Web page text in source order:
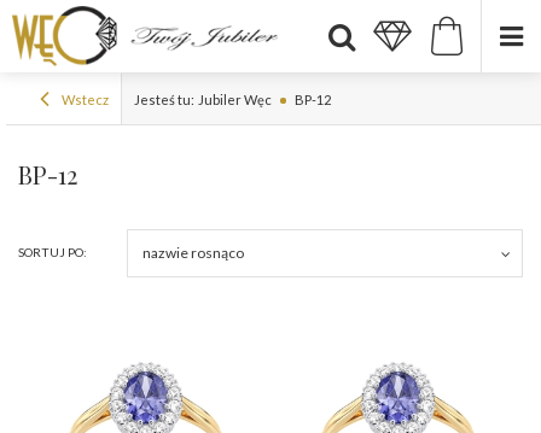
Wstecz Jesteś tu: Jubiler Węc BP-12
BP-12
SORTUJ PO: nazwie rosnąco